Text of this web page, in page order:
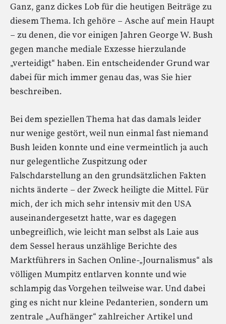
Ganz, ganz dickes Lob für die heutigen Beiträge zu
diesem Thema. Ich gehöre – Asche auf mein Haupt
– zu denen, die vor einigen Jahren George W. Bush
gegen manche mediale Exzesse hierzulande
„verteidigt“ haben. Ein entscheidender Grund war
dabei für mich immer genau das, was Sie hier
beschreiben.
Bei dem speziellen Thema hat das damals leider
nur wenige gestört, weil nun einmal fast niemand
Bush leiden konnte und eine vermeintlich ja auch
nur gelegentliche Zuspitzung oder
Falschdarstellung an den grundsätzlichen Fakten
nichts änderte – der Zweck heiligte die Mittel. Für
mich, der ich mich sehr intensiv mit den USA
auseinandergesetzt hatte, war es dagegen
unbegreiflich, wie leicht man selbst als Laie aus
dem Sessel heraus unzählige Berichte des
Marktführers in Sachen Online-„Journalismus“ als
völligen Mumpitz entlarven konnte und wie
schlampig das Vorgehen teilweise war. Und dabei
ging es nicht nur kleine Pedanterien, sondern um
zentrale „Aufhänger“ zahlreicher Artikel und